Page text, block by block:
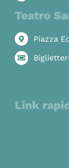
Teatro
Piazza
Link